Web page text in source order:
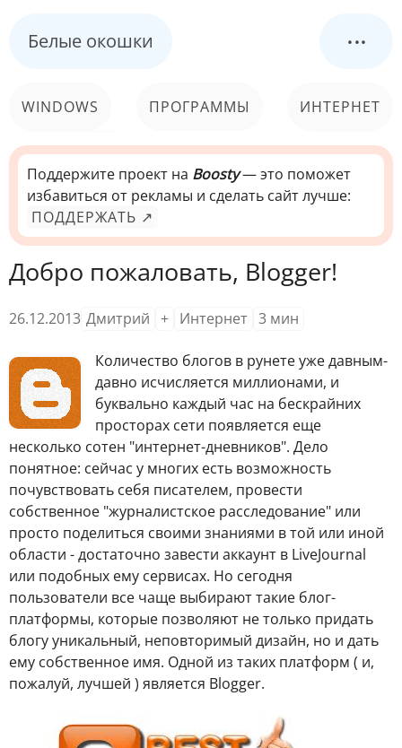
Белые окошки ...
WINDOWS ПРОГРАММЫ ИНТЕРНЕТ
КОМПЬЮТЕР
СИСТЕМА
Поддержите проект на Boosty— это поможет
избавиться от рекламы и сделать сайт лучше:
ПОДДЕРЖАТЬ ↗
Добро пожаловать, Blogger!
26.12.2013 Дмитрий + Интернет 3 мин
Количество блогов в рунете уже давным-
давно исчисляется миллионами, и
буквально каждый час на бескрайних
просторах сети появляется еще
несколько сотен "интернет-дневников". Дело
понятное: сейчас у многих есть возможность
почувствовать себя писателем, провести
собственное "журналистское расследование" или
просто поделиться своими знаниями в той или иной
области - достаточно завести аккаунт в LiveJournal
или подобных ему сервисах. Но сегодня
пользователи все чаще выбирают такие блог-
платформы, которые позволяют не только придать
блогу уникальный, неповторимый дизайн, но и дать
ему собственное имя. Одной из таких платформ ( и,
пожалуй, лучшей ) является Blogger.